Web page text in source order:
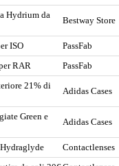
Hydrium da
Bestway Store
ISO
PassFab
RAR
PassFab
21% di
Adidas Cases
Green e
Adidas Cases
Contactlenses